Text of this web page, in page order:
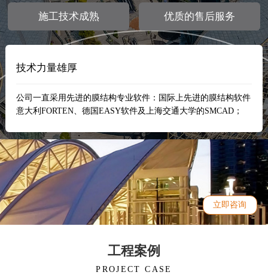
施工技术成熟 优质的售后服务
技术力量雄厚
公司一直采用先进的膜结构专业软件：国际上先进的膜结构软件
意大利FORTEN、德国EASY软件及上海交通大学的SMCAD；
立即咨询
工程案例
PROJECT CASE